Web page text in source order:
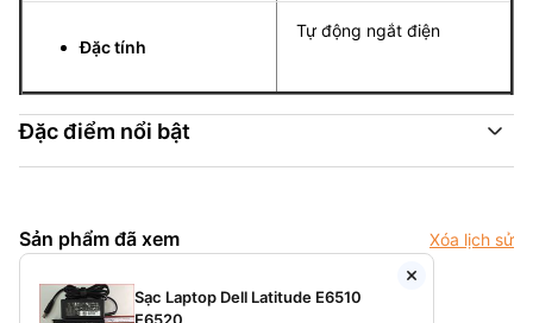
Đặc tính
Tự động ngắt điện
Đặc điểm nổi bật
Sản phẩm đã xem Xóa lịch sử
Sạc Laptop Dell Latitude E6510
E6520